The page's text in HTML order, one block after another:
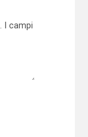
I campi